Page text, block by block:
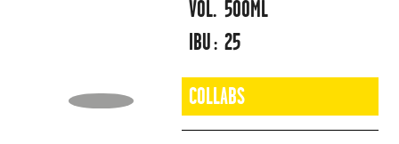
VOL. 500ML
IBU : 25
COLLABS